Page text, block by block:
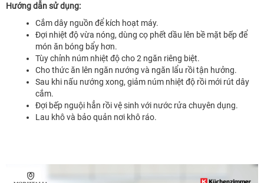
Hướng dẫn sử dụng:
Cắm dây nguồn để kích hoạt máy.
Đợi nhiệt độ vừa nóng, dùng cọ phết dầu lên bề mặt bếp để
món ăn bóng bẩy hơn.
Tùy chỉnh núm nhiệt độ cho 2 ngăn riêng biệt.
Cho thức ăn lên ngăn nướng và ngăn lẩu rồi tận hưởng.
Sau khi nấu nướng xong, giảm núm nhiệt độ rồi mới rút dây
cắm.
Đợi bếp nguội hẳn rồi vệ sinh với nước rửa chuyên dụng.
Lau khô và bảo quản nơi khô ráo.